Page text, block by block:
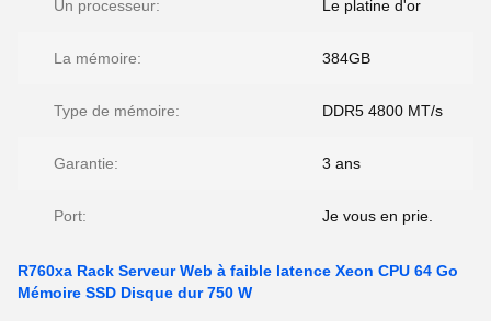
Un processeur: Le platine d'or
La mémoire: 384GB
Type de mémoire: DDR5 4800 MT/s
Garantie: 3 ans
Port: Je vous en prie.
R760xa Rack Serveur Web à faible latence Xeon CPU 64 Go
Mémoire SSD Disque dur 750 W